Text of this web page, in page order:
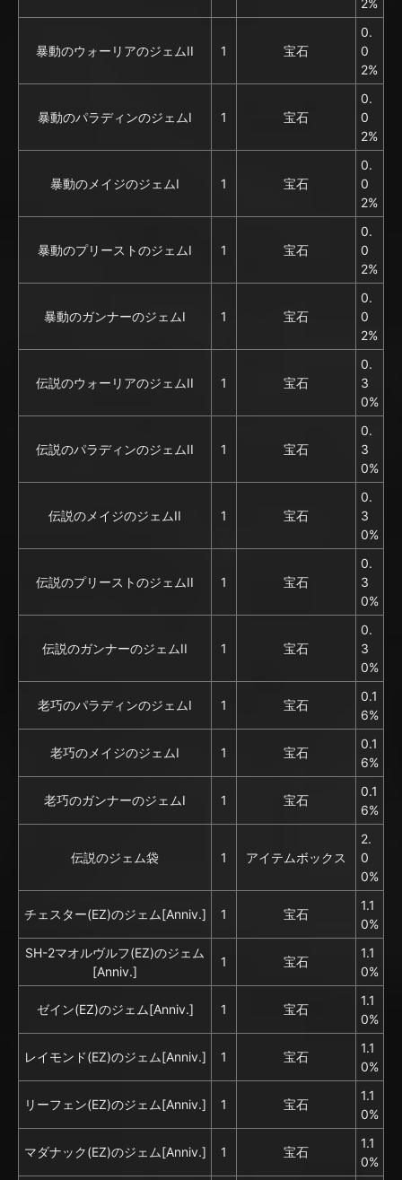
暴動のウォーリアのジェムII 1 宝石
0.
0
2%
暴動のパラディンのジェムI 1 宝石
0.
0
2%
暴動のメイジのジェムI 1 宝石
0.
0
2%
暴動のプリーストのジェムI 1 宝石
0.
0
2%
暴動のガンナーのジェムI 1 宝石
0.
0
2%
伝説のウォーリアのジェムII 1 宝石
0.
3
0%
伝説のパラディンのジェムII 1 宝石
0.
3
0%
伝説のメイジのジェムII 1 宝石
0.
3
0%
伝説のプリーストのジェムII 1 宝石
0.
3
0%
伝説のガンナーのジェムII 1 宝石
0.
3
0%
老巧のパラディンのジェムI 1 宝石
0.1
6%
老巧のメイジのジェムI 1 宝石
0.1
6%
老巧のガンナーのジェムI 1 宝石
0.1
6%
伝説のジェム袋 1 アイテムボックス
2.
0
0%
チェスター(EZ)のジェム[Anniv.] 1 宝石
1.1
0%
SH-2マオルヴルフ(EZ)のジェム
[Anniv.]
1 宝石
1.1
0%
ゼイン(EZ)のジェム[Anniv.] 1 宝石
1.1
0%
レイモンド(EZ)のジェム[Anniv.] 1 宝石
1.1
0%
リーフェン(EZ)のジェム[Anniv.] 1 宝石
1.1
0%
マダナック(EZ)のジェム[Anniv.] 1 宝石
1.1
0%